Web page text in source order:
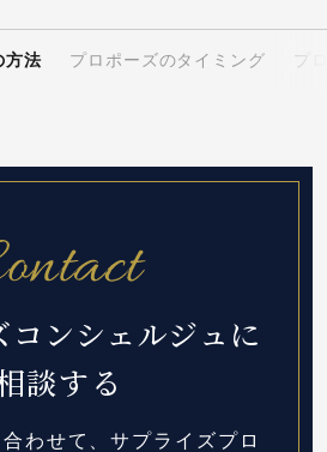
方法 プロポーズのタイミング プ
コンシェルジュに
談する
わせて、サプライズプロ